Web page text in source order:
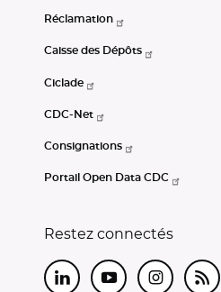
Réclamation
Caisse des Dépôts
Ciclade
CDC-Net
Consignations
Portail Open Data CDC
Restez connectés
LinkedInYoutubeInstagram
RSS